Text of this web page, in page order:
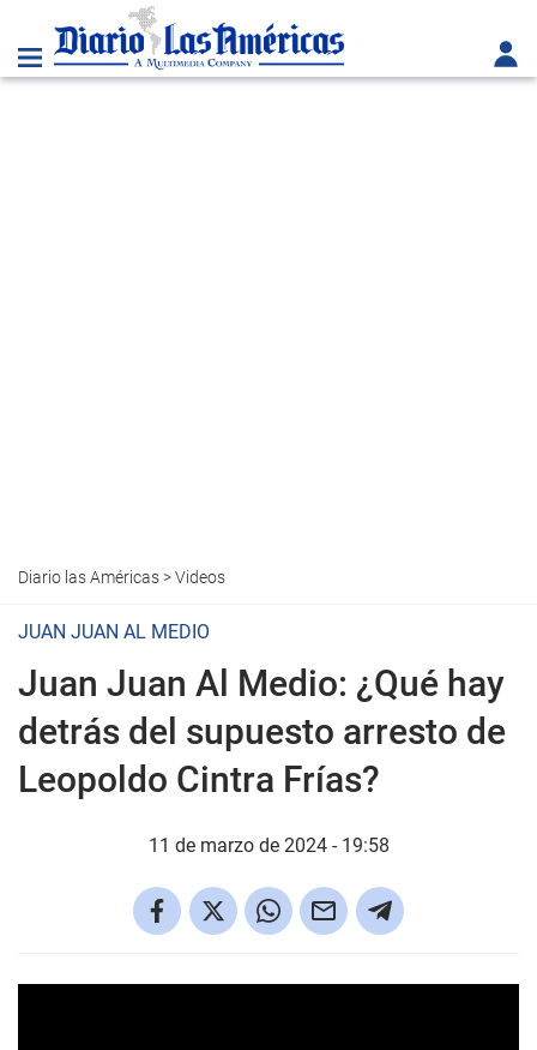
Diario las Américas>Videos
JUAN JUAN AL MEDIO
Juan Juan Al Medio: ¿Qué hay
detrás del supuesto arresto de
Leopoldo Cintra Frías?
11 de marzo de 2024 - 19:58